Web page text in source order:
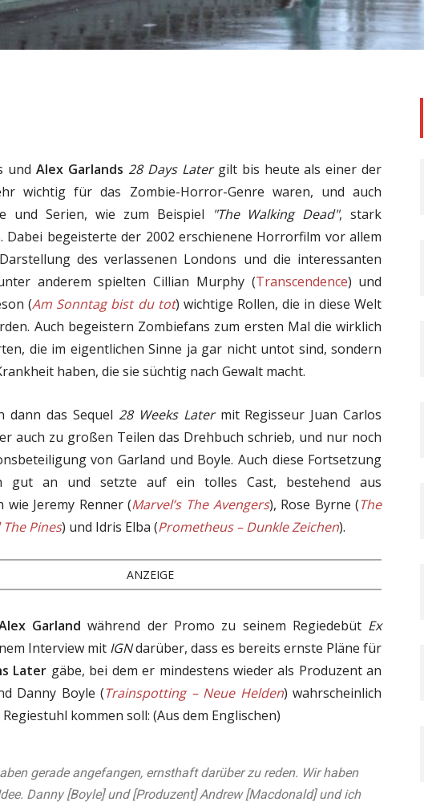
und Alex Garlands 28 Days Latergilt bis heute als einer der
wichtig für das Zombie-Horror-Genre waren, und auch
und Serien, wie zum Beispiel
"The Walking Dead", stark
Dabei begeisterte der 2002 erschienene Horrorfilm vor allem
des verlassenen Londons und die interessanten
anderem spielten Cillian Murphy (Transcendence) und
(Am Sonntag bist du tot) wichtige Rollen, die in diese Welt
Auch begeistern Zombiefans zum ersten Mal die wirklich
die im eigentlichen Sinne ja gar nicht untot sind, sondern
haben, die sie süchtig nach Gewalt macht.
dann das Sequel 28 Weeks Latermit Regisseur Juan Carlos
auch zu großen Teilen das Drehbuch schrieb, und nur noch
von Garland und Boyle. Auch diese Fortsetzung
gut an und setzte auf ein tolles Cast, bestehend aus
wie Jeremy Renner (Marvel’s The Avengers), Rose Byrne (The
Pines) und Idris Elba (Prometheus – Dunkle Zeichen).
ANZEIGE
Garland während der Promo zu seinem Regiedebüt Ex
Interview mit IGNdarüber, dass es bereits ernste Pläne für
Later gäbe, bei dem er mindestens wieder als Produzent an
Danny Boyle (Trainspotting – Neue Helden) wahrscheinlich
kommen soll: (Aus dem Englischen)
gerade angefangen, ernsthaft darüber zu reden. Wir haben
Danny [Boyle] und [Produzent] Andrew [Macdonald] und ich